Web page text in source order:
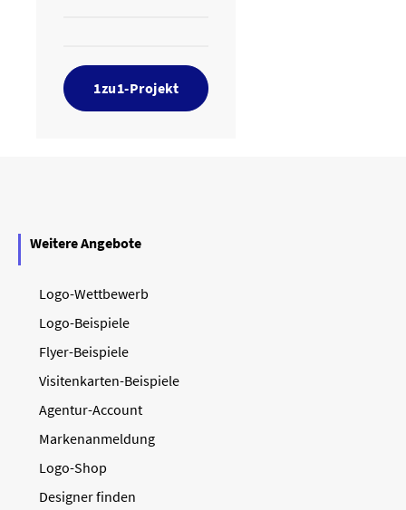
1zu1-Projekt
Weitere Angebote
Logo-Wettbewerb
Logo-Beispiele
Flyer-Beispiele
Visitenkarten-Beispiele
Agentur-Account
Markenanmeldung
Logo-Shop
Designer finden